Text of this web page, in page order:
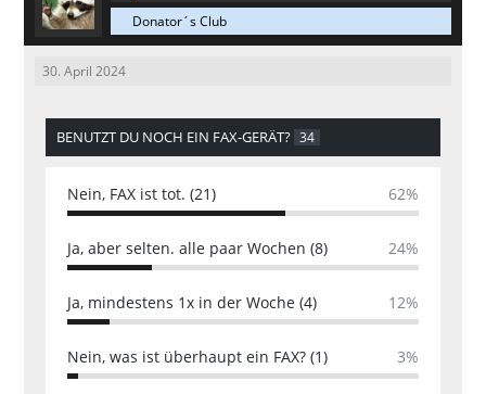
Donator´s Club
30. April 2024
BENUTZT DU NOCH EIN FAX-GERÄT? 34
Nein, FAX ist tot. (21) 62%
Ja, aber selten. alle paar Wochen (8) 24%
Ja, mindestens 1x in der Woche (4) 12%
Nein, was ist überhaupt ein FAX? (1) 3%